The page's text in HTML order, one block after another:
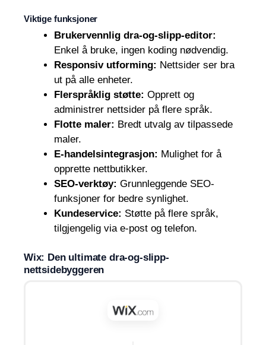
Viktige funksjoner
Brukervennlig dra-og-slipp-editor:
Enkel å bruke, ingen koding nødvendig.
Responsiv utforming: Nettsider ser bra
ut på alle enheter.
Flerspråklig støtte: Opprett og
administrer nettsider på flere språk.
Flotte maler: Bredt utvalg av tilpassede
maler.
E-handelsintegrasjon: Mulighet for å
opprette nettbutikker.
SEO-verktøy: Grunnleggende SEO-
funksjoner for bedre synlighet.
Kundeservice: Støtte på flere språk,
tilgjengelig via e-post og telefon.
Wix: Den ultimate dra-og-slipp-
nettsidebyggeren